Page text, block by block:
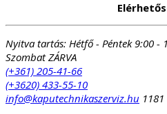
354
990 Ft.
is:
310
490 Ft.
Nyitva tartás: Hétfő - Péntek 9:00 -
Szombat ZÁRVA
(+361) 205-41-66
(+3620) 433-55-10
info@kaputechnikaszerviz.hu